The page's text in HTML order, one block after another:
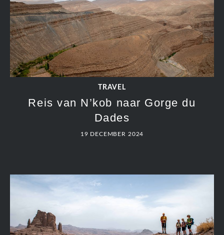
TRAVEL
Reis van N’kob naar Gorge du
Dades
19 DECEMBER 2024